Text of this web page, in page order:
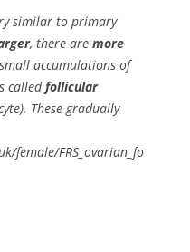
similar to primary
, there are more
accumulations of
calledfollicular
These gradually
female/FRS_ovarian_fo